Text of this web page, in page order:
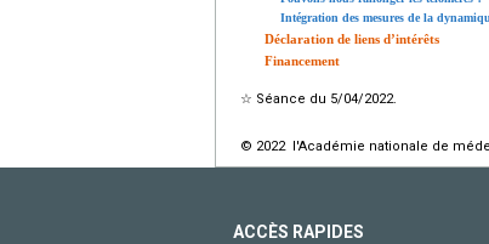
Intégration des mesures de la
Déclaration de liens d’intérêts
Financement
☆ Séance du 5/04/2022.
© 2022 l'Académie nationale de
ACCÈS RAPIDES